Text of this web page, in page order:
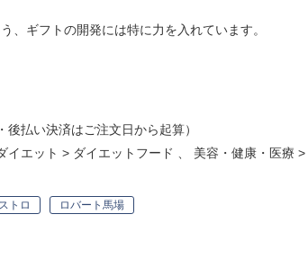
、ギフトの開発には特に力を入れています。
払い決済はご注文日から起算）
イエット > ダイエットフード 美容・健康・医療 >
トロ ロバート馬場